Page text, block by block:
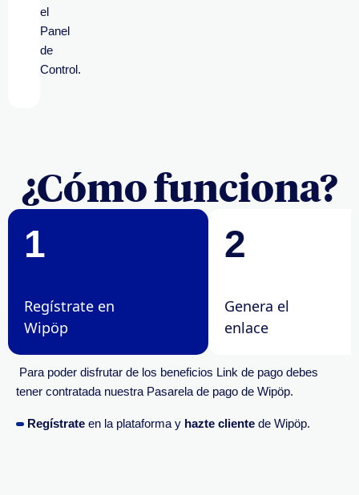
el
Panel
de
Control.
¿Cómo funciona?
1
Regístrate en
Wipöp
2
Genera el
enlace
Para poder disfrutar de los beneficios Link de pago debes
tener contratada nuestra Pasarela de pago de Wipöp.
Regístrate en la plataforma y hazte cliente de Wipöp.